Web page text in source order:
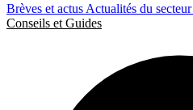
Brèves et actus Actualités du secteur
Conseils et Guides